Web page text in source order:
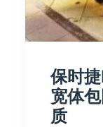
保时
宽体
质